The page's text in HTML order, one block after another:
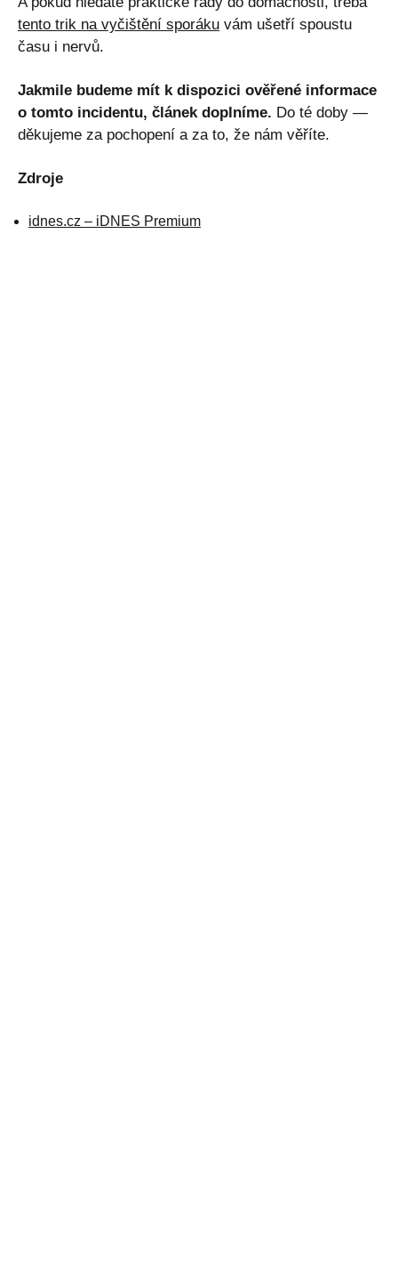
tento trik na vyčištění sporáku vám ušetří spoustu
času i nervů.
Jakmile budeme mít k dispozici ověřené informace
o tomto incidentu, článek doplníme. Do té doby —
děkujeme za pochopení a za to, že nám věříte.
Zdroje
idnes.cz – iDNES Premium